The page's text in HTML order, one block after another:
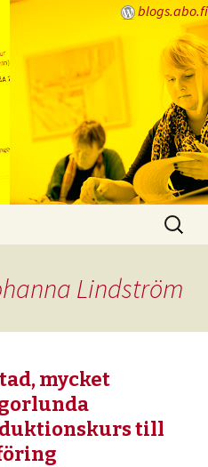
blogs.abo.fi
Sök
efter:
Lindström
mycket
till